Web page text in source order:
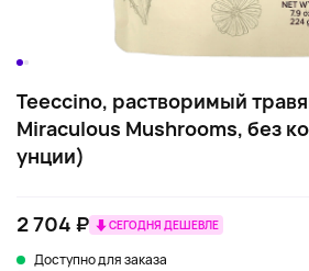
Teeccino, растворимый
Miraculous Mushrooms, без
унции)
2 704 ₽ СЕГОДНЯ ДЕШЕВЛЕ
Доступно для заказа